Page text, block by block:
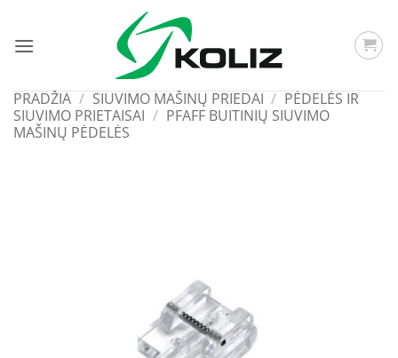
content
PRADŽIA / SIUVIMO MAŠINŲ PRIEDAI / PĖDELĖS IR
SIUVIMO PRIETAISAI / PFAFF BUITINIŲ SIUVIMO
MAŠINŲ PĖDELĖS